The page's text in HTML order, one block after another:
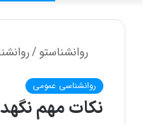
روانشناستو /
روانشناسی عمومی
نکات مهم